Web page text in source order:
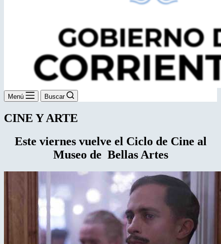
Menú Buscar
CINE Y ARTE
Este viernes vuelve el Ciclo de Cine al
Museo de Bellas Artes